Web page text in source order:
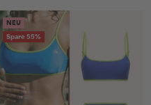
NEU
Spare 55%